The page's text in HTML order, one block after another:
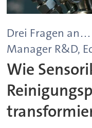
Drei Fragen
Manager R&D,
Wie